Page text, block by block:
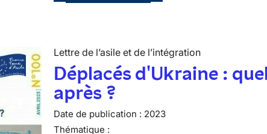
Lettre de l’asile et de l’intégration
Déplacés d'Ukraine :
après ?
Date de publication : 2023
Thématique :